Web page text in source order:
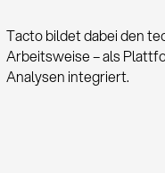
Tacto bildet dabei den
Arbeitsweise – als
Analysen integriert.